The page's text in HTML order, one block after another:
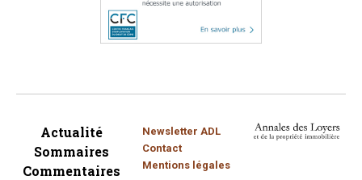
Actualité
Sommaires
Commentaires
Newsletter ADL
Contact
Mentions légales